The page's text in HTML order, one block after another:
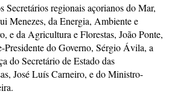
Secretários regionais açorianos do Mar,
Menezes, da Energia, Ambiente e
e da Agricultura e Florestas, João Ponte,
Presidente do Governo, Sérgio Ávila, a
do Secretário de Estado das
José Luís Carneiro, e do Ministro-